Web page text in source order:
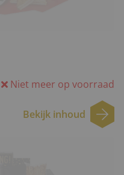
Niet meer op voorraad
Bekijk inhoud